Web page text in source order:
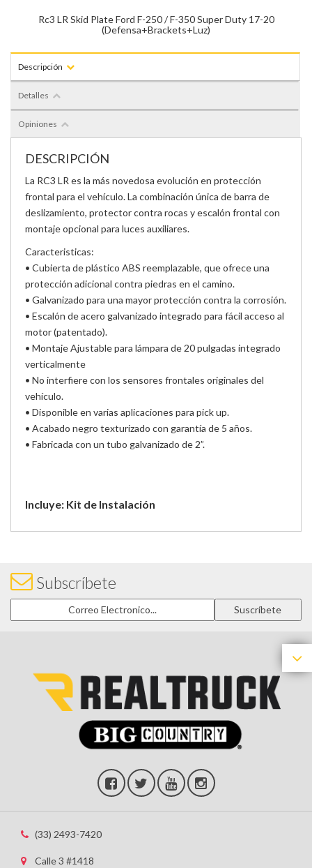
Rc3 LR Skid Plate Ford F-250 / F-350 Super Duty 17-20
(Defensa+Brackets+Luz)
Descripción
Detalles
Opiniones
DESCRIPCIÓN
La RC3 LR es la más novedosa evolución en protección
frontal para el vehículo. La combinación única de barra de
deslizamiento, protector contra rocas y escalón frontal con
montaje opcional para luces auxiliares.
Caracteristicas:
• Cubierta de plástico ABS reemplazable, que ofrece una
protección adicional contra piedras en el camino.
• Galvanizado para una mayor protección contra la corrosión.
• Escalón de acero galvanizado integrado para fácil acceso al
motor (patentado).
• Montaje Ajustable para lámpara de 20 pulgadas integrado
verticalmente
• No interfiere con los sensores frontales originales del
vehículo.
• Disponible en varias aplicaciones para pick up.
• Acabado negro texturizado con garantía de 5 años.
• Fabricada con un tubo galvanizado de 2”.
Incluye: Kit de Instalación
Subscríbete
(33) 2493-7420
Calle 3 #1418